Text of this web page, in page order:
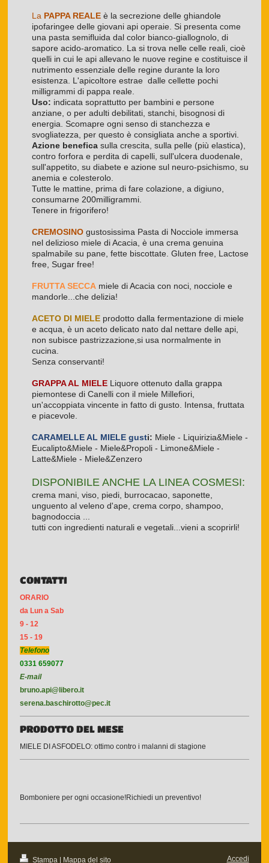
La PAPPA REALE è la secrezione delle ghiandole
ipofaringee delle giovani api operaie. Si presenta come
una pasta semifluida dal color bianco-giallognolo, di
sapore acido-aromatico. La si trova nelle celle reali, cioè
quelli in cui le api allevano le nuove regine e costituisce il
nutrimento essenziale delle regine durante la loro
esistenza. L'apicoltore estrae dalle cellette pochi
milligrammi di pappa reale.
Uso: indicata soprattutto per bambini e persone
anziane, o per adulti debilitati, stanchi, bisognosi di
energia. Scomapre ogni senso di stanchezza e
svogliatezza, per questo è consigliata anche a sportivi.
Azione benefica sulla crescita, sulla pelle (più elastica),
contro forfora e perdita di capelli, sull'ulcera duodenale,
sull'appetito, su diabete e azione sul neuro-psichismo, su
anemia e colesterolo.
Tutte le mattine, prima di fare colazione, a digiuno,
consumarne 200milligrammi.
Tenere in frigorifero!
CREMOSINO gustosissima Pasta di Nocciole immersa
nel delizioso miele di Acacia, è una crema genuina
spalmabile su pane, fette biscottate. Gluten free, Lactose
free, Sugar free!
FRUTTA SECCA miele di Acacia con noci, nocciole e
mandorle...che delizia!
ACETO DI MIELE prodotto dalla fermentazione di miele
e acqua, è un aceto delicato nato dal nettare delle api,
non subisce pastrizzazione,si usa normalmente in
cucina.
Senza conservanti!
GRAPPA AL MIELE Liquore ottenuto dalla grappa
piemontese di Canelli con il miele Millefiori,
un'accoppiata vincente in fatto di gusto. Intensa, fruttata
e piacevole.
CARAMELLE AL MIELE gusti: Miele - Liquirizia&Miele -
Eucalipto&Miele - Miele&Propoli - Limone&Miele -
Latte&Miele - Miele&Zenzero
DISPONIBILE ANCHE LA LINEA COSMESI:
crema mani, viso, piedi, burrocacao, saponette,
unguento al veleno d'ape, crema corpo, shampoo,
bagnodoccia ...
tutti con ingredienti naturali e vegetali...vieni a scoprirli!
CONTATTI
ORARIO
da Lun a Sab
9 - 12
15 - 19
Telefono
0331 659077
E-mail
bruno.api@libero.it
serena.baschirotto@pec.it
PRODOTTO DEL MESE
MIELE DI ASFODELO: ottimo contro i malanni di stagione
Bomboniere per ogni occasione!Richiedi un preventivo!
Stampa Mappa del sito Accedi